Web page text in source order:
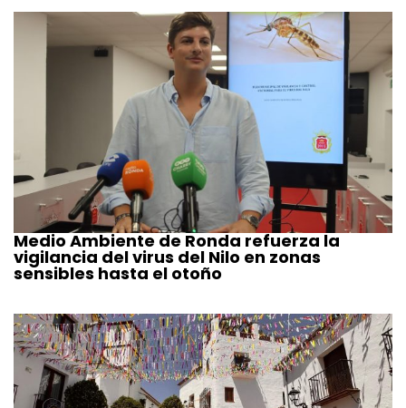
Medio Ambiente de Ronda refuerza la
vigilancia del virus del Nilo en zonas
sensibles hasta el otoño